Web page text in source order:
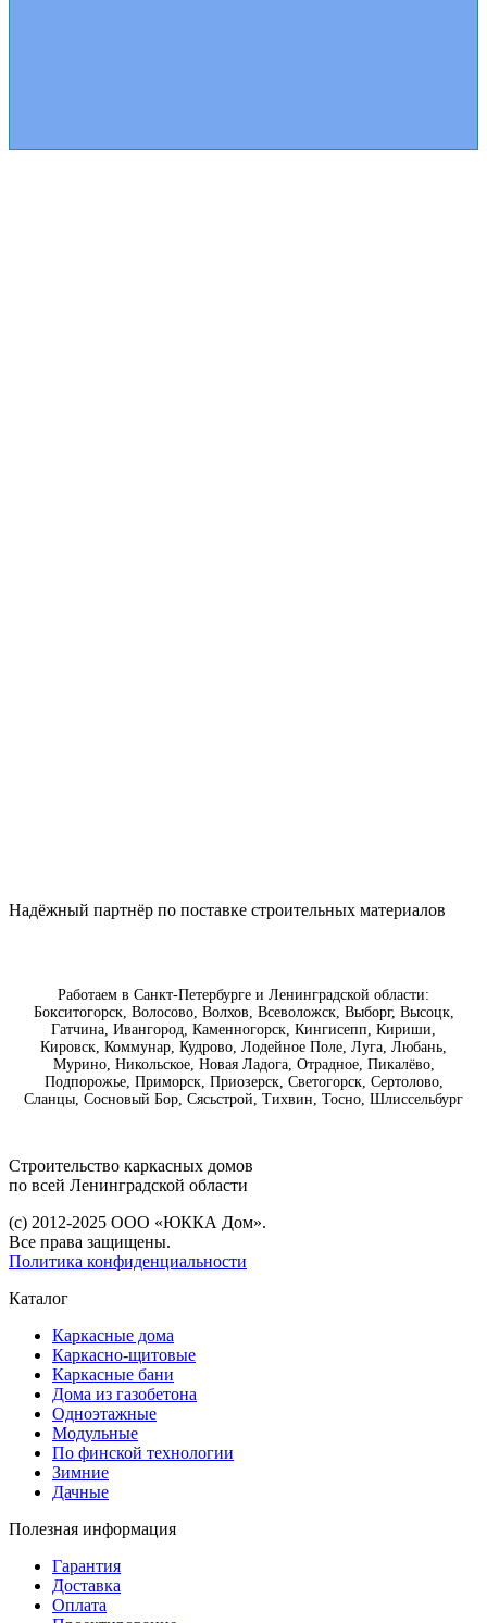
Надëжный партнёр по поставке строительных материалов
Работаем в Санкт-Петербурге и Ленинградской области:
Бокситогорск, Волосово, Волхов, Всеволожск, Выборг, Высоцк,
Гатчина, Ивангород, Каменногорск, Кингисепп, Кириши,
Кировск, Коммунар, Кудрово, Лодейное Поле, Луга, Любань,
Мурино, Никольское, Новая Ладога, Отрадное, Пикалёво,
Подпорожье, Приморск, Приозерск, Светогорск, Сертолово,
Сланцы, Сосновый Бор, Сясьстрой, Тихвин, Тосно, Шлиссельбург
Строительство каркасных дoмoв
по всей Ленинградской области
(с) 2012-2025 ООО «ЮККА Дoм».
Все права защищены.
Политика конфиденциальности
Каталог
Каркасные дома
Каркасно-щитовые
Каркасные бани
Дома из газобетона
Одноэтажные
Модульные
По финской технологии
Зимние
Дачные
Полезная информация
Гарантия
Доставка
Оплата